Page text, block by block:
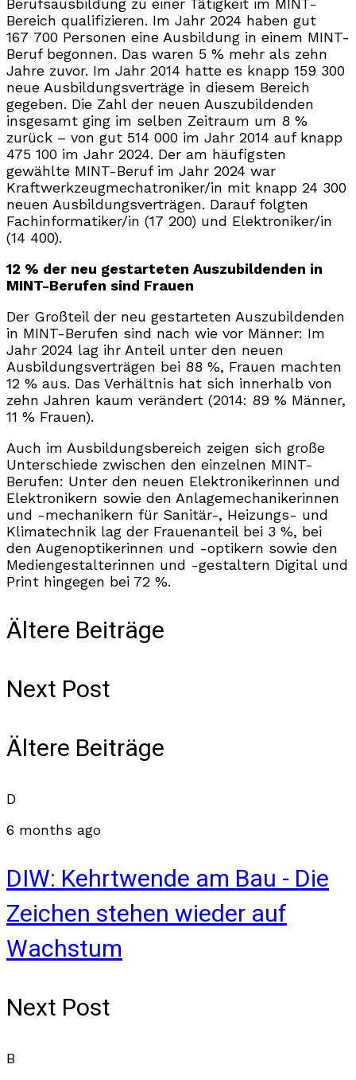
Berufsausbildung zu einer Tätigkeit im MINT-
Bereich qualifizieren. Im Jahr 2024 haben gut
167 700 Personen eine Ausbildung in einem MINT-
Beruf begonnen. Das waren 5 % mehr als zehn
Jahre zuvor. Im Jahr 2014 hatte es knapp 159 300
neue Ausbildungsverträge in diesem Bereich
gegeben. Die Zahl der neuen Auszubildenden
insgesamt ging im selben Zeitraum um 8 %
zurück – von gut 514 000 im Jahr 2014 auf knapp
475 100 im Jahr 2024. Der am häufigsten
gewählte MINT-Beruf im Jahr 2024 war
Kraftwerkzeugmechatroniker/in mit knapp 24 300
neuen Ausbildungsverträgen. Darauf folgten
Fachinformatiker/in (17 200) und Elektroniker/in
(14 400).
12 % der neu gestarteten Auszubildenden in
MINT-Berufen sind Frauen
Der Großteil der neu gestarteten Auszubildenden
in MINT-Berufen sind nach wie vor Männer: Im
Jahr 2024 lag ihr Anteil unter den neuen
Ausbildungsverträgen bei 88 %, Frauen machten
12 % aus. Das Verhältnis hat sich innerhalb von
zehn Jahren kaum verändert (2014: 89 % Männer,
11 % Frauen).
Auch im Ausbildungsbereich zeigen sich große
Unterschiede zwischen den einzelnen MINT-
Berufen: Unter den neuen Elektronikerinnen und
Elektronikern sowie den Anlagemechanikerinnen
und -mechanikern für Sanitär-, Heizungs- und
Klimatechnik lag der Frauenanteil bei 3 %, bei
den Augenoptikerinnen und -optikern sowie den
Mediengestalterinnen und -gestaltern Digital und
Print hingegen bei 72 %.
Ältere Beiträge
Next Post
Ältere Beiträge
D
6 months ago
DIW: Kehrtwende am Bau - Die
Zeichen stehen wieder auf
Wachstum
Next Post
B